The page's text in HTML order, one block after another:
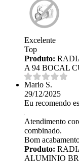
Excelente
Top
Produto:
A 94 BOCAL
Mario S.
29/12/2025
Eu recomendo
Atendimento
combinado.
Bom
Produto:
ALUMINIO